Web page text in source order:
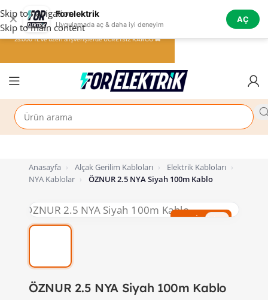
✕ Forelektrik
Uygulamada aç & daha iyi deneyim
AÇ
Skip to navigation
Skip to main content
Anasayfa › Alçak Gerilim Kabloları › Elektrik Kabloları ›
NYA Kablolar › ÖZNUR 2.5 NYA Siyah 100m Kablo
%47 İndirim
ÖZNUR 2.5 NYA Siyah 100m Kablo
25.000 TL ve üzeri alışverişlerde ÜCRETSİZ KARGO 🚚